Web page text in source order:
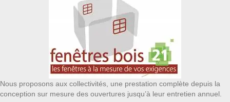
Nous proposons aux collectivités, une prestation complète depuis la
conception sur mesure des ouvertures jusqu’à leur entretien annuel.